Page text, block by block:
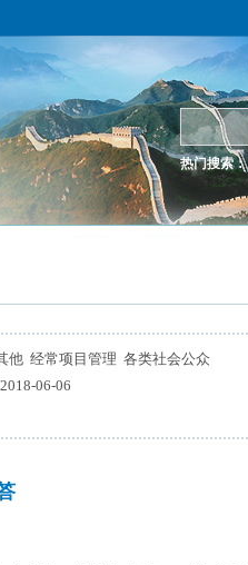
热门搜索：
他 经常项目管理 各类社会公众
2018-06-06